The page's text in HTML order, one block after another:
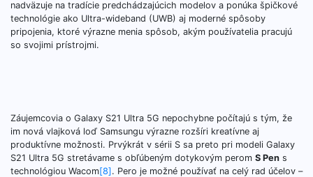
nadväzuje na tradície predchádzajúcich modelov a ponúka špičkové
technológie ako Ultra-wideband (UWB) aj moderné spôsoby
pripojenia, ktoré výrazne menia spôsob, akým používatelia pracujú
so svojimi prístrojmi.
Záujemcovia o Galaxy S21 Ultra 5G nepochybne počítajú s tým, že
im nová vlajková loď Samsungu výrazne rozšíri kreatívne aj
produktívne možnosti. Prvýkrát v sérii S sa preto pri modeli Galaxy
S21 Ultra 5G stretávame s obľúbeným dotykovým perom S Pen s
technológiou Wacom[8] . Pero je možné používať na celý rad účelov –